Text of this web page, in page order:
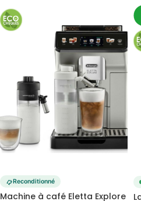
Reconditionné
Machine à café Eletta Explore